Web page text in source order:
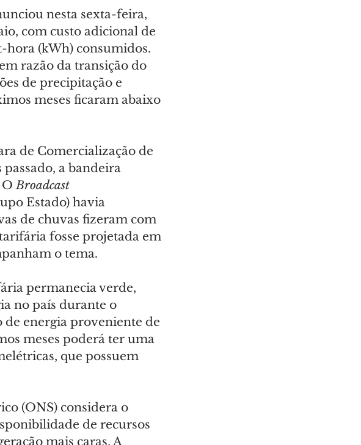
nesta sexta-feira,
com custo adicional de
hora (kWh) consumidos.
razão da transição do
de precipitação e
meses ficaram abaixo
de Comercialização de
a bandeira
O Broadcast
Estado) havia
de chuvas fizeram com
fosse projetada em
o tema.
permanecia verde,
no país durante o
de energia proveniente de
meses poderá ter uma
que possuem
(ONS) considera o
de recursos
mais caras. A